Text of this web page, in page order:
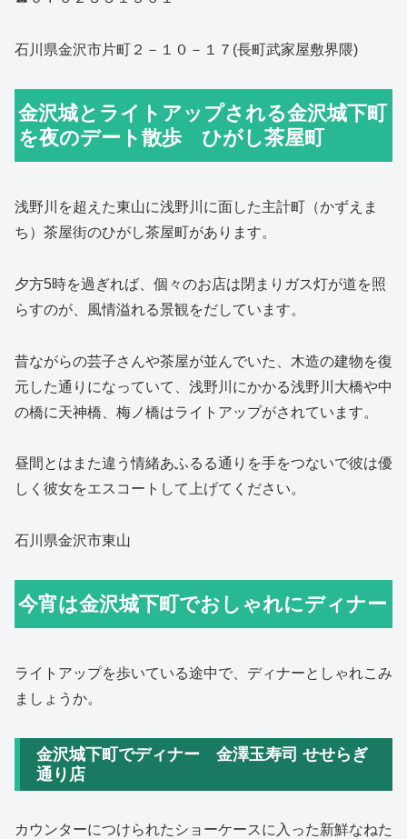
石川県金沢市片町２－１０－１７(長町武家屋敷界隈)
金沢城とライトアップされる金沢城下町
を夜のデート散歩 ひがし茶屋町
浅野川を超えた東山に浅野川に面した主計町（かずえま
ち）茶屋街のひがし茶屋町があります。
夕方5時を過ぎれば、個々のお店は閉まりガス灯が道を照
らすのが、風情溢れる景観をだしています。
昔ながらの芸子さんや茶屋が並んでいた、木造の建物を復
元した通りになっていて、浅野川にかかる浅野川大橋や中
の橋に天神橋、梅ノ橋はライトアップがされています。
昼間とはまた違う情緒あふるる通りを手をつないで彼は優
しく彼女をエスコートして上げてください。
石川県金沢市東山
今宵は金沢城下町でおしゃれにディナー
ライトアップを歩いている途中で、ディナーとしゃれこみ
ましょうか。
金沢城下町でディナー 金澤玉寿司 せせらぎ
通り店
カウンターにつけられたショーケースに入った新鮮なねた